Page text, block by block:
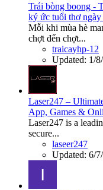
Trái bòng boong -
ký ức tuổi thơ ngày
Mỗi khi mùa hè
chợt đến chợt...
traicayhp-12
Updated: 1/
Laser247 –
App, Games &
Laser247 is a
secure...
laseer247
Updated: 6/